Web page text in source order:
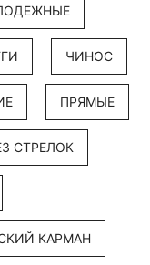
ЧИНОС
ПРЯМЫЕ
СТРЕЛОК
КАРМАН